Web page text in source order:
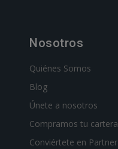
Nosotros
Quiénes Somos
Blog
Únete a nosotros
Compramos tu cartera
Conviértete en Partner